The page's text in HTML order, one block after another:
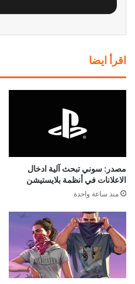
اقرأ ايضا
مصدر: سوني تبحث آلية ادخال
الاعلانات في أنظمة بلايستيشن
منذ ساعة واحدة